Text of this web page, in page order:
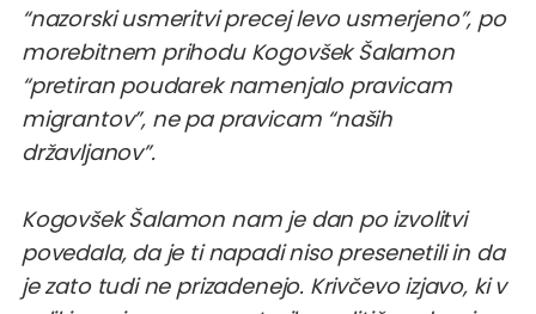
“nazorski usmeritvi precej levo usmerjeno”, po
morebitnem prihodu Kogovšek Šalamon
“pretiran poudarek namenjalo pravicam
migrantov”, ne pa pravicam “naših
državljanov”.
Kogovšek Šalamon nam je dan po izvolitvi
povedala, da je ti napadi niso presenetili in da
je zato tudi ne prizadenejo. Krivčevo izjavo, ki v